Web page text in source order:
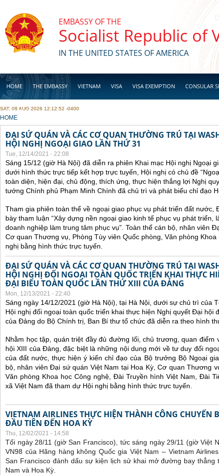
EMBASSY OF THE
Socialist Republic of
IN THE UNITED STATES OF AMERICA
HOME THE EMBASSY VIETNAM VISA VISA EXEMPTION CONSULAR
BUSINESS
SAT, 08 AUG 2026 12:12:52 -0400
YOU ARE HERE
HOME
ĐẠI SỨ QUÁN VÀ CÁC CƠ QUAN THƯỜNG TRÚ TẠI
HỘI NGHỊ NGOẠI GIAO LẦN THỨ 31
Tue, 12/14/2021 - 22:08
Sáng 15/12 (giờ Hà Nội) đã diễn ra phiên Khai mạc Hội nghị Ngoại
dưới hình thức trực tiếp kết hợp trực tuyến, Hội nghị có chủ đề
toàn diện, hiện đại, chủ động, thích ứng, thực hiện thắng lợi Nghị
tướng Chính phủ Phạm Minh Chính đã chủ trì và phát biểu chỉ đạo
Tham gia phiên toàn thể về ngoại giao phục vụ phát triển đất nước,
bày tham luận “Xây dựng nền ngoại giao kinh tế phục vụ phát triển,
doanh nghiệp làm trung tâm phục vụ”. Toàn thể cán bộ, nhân viên
Cơ quan Thương vụ, Phòng Tùy viên Quốc phòng, Văn phòng
nghị bằng hình thức trực tuyến.
ĐẠI SỨ QUÁN VÀ CÁC CƠ QUAN THƯỜNG TRÚ TẠI
HỘI NGHỊ ĐỐI NGOẠI TOÀN QUỐC TRIỂN KHAI THỰC
ĐẠI BIỂU TOÀN QUỐC LẦN THỨ XIII CỦA ĐẢNG
Mon, 12/13/2021 - 22:40
Sáng ngày 14/12/2021 (giờ Hà Nội), tại Hà Nội, dưới sự chủ trì của
Hội nghị đối ngoại toàn quốc triển khai thực hiện Nghị quyết Đại hội
của Đảng do Bộ Chính trị, Ban Bí thư tổ chức đã diễn ra theo hình
Nhằm học tập, quán triệt đầy đủ đường lối, chủ trương, quan điểm
hội XIII của Đảng, đặc biệt là những nội dung mới về tư duy đổi
của đất nước, thực hiện ý kiến chỉ đạo của Bộ trưởng Bộ Ngoại
bộ, nhân viên Đại sứ quán Việt Nam tại Hoa Kỳ, Cơ quan Thương
Văn phòng Khoa học Công nghệ, Đài Truyền hình Việt Nam, Đài
xã Việt Nam đã tham dự Hội nghị bằng hình thức trực tuyến.
VIETNAM AIRLINES THỰC HIỆN THÀNH CÔNG CHUYẾN
ĐẦU TIÊN ĐẾN HOA KỲ
Thu, 12/02/2021 - 14:58
Tối ngày 28/11 (giờ San Francisco), tức sáng ngày 29/11 (giờ Việt
VN98 của Hãng hàng không Quốc gia Việt Nam – Vietnam
San Francisco đánh dấu sự kiện lịch sử khai mở đường bay
Nam và Hoa Kỳ.